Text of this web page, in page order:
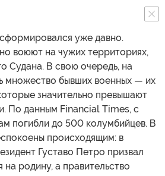
уже давно.
воюют на чужих территориях,
Судана. В свою очередь, на
множество бывших военных — их
значительно превышают
По данным Financial Times, с
погибли до 500 колумбийцев. В
происходящим: в
Густаво Петро призвал
на родину, а правительство